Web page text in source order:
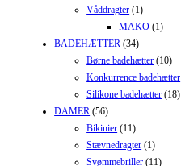
Våddragter (1)
MAKO (1)
BADEHÆTTER (34)
Børne badehætter (10)
Konkurrence badehætter
Silikone badehætter (18)
DAMER (56)
Bikinier (11)
Stævnedragter (1)
Svømmebriller (11)